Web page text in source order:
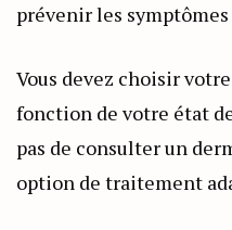
prévenir les
Vous devez choisir
fonction de votre état
pas de consulter un
option de traitement